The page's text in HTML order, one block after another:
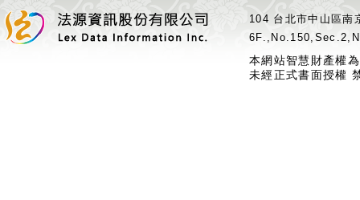
104 台北市中山區
本網站智慧財產權
未經正式書面授權